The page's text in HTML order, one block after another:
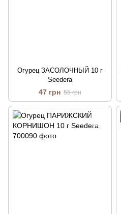
Огурец ЗАСОЛОЧНЫЙ 10 г
Seedera
47 грн 55 грн